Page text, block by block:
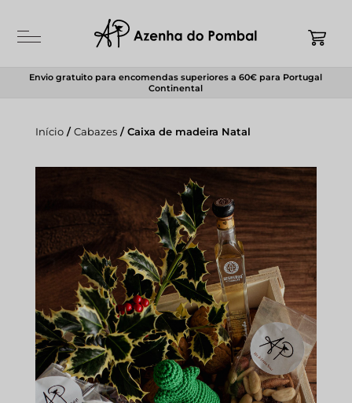
Envio gratuito para encomendas superiores a 60€ para Portugal
Continental
Início/Cabazes/ Caixa de madeira Natal